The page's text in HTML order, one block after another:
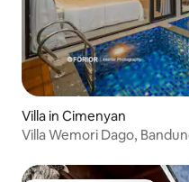
Villa in Cimenyan
Villa Wemori Dago,